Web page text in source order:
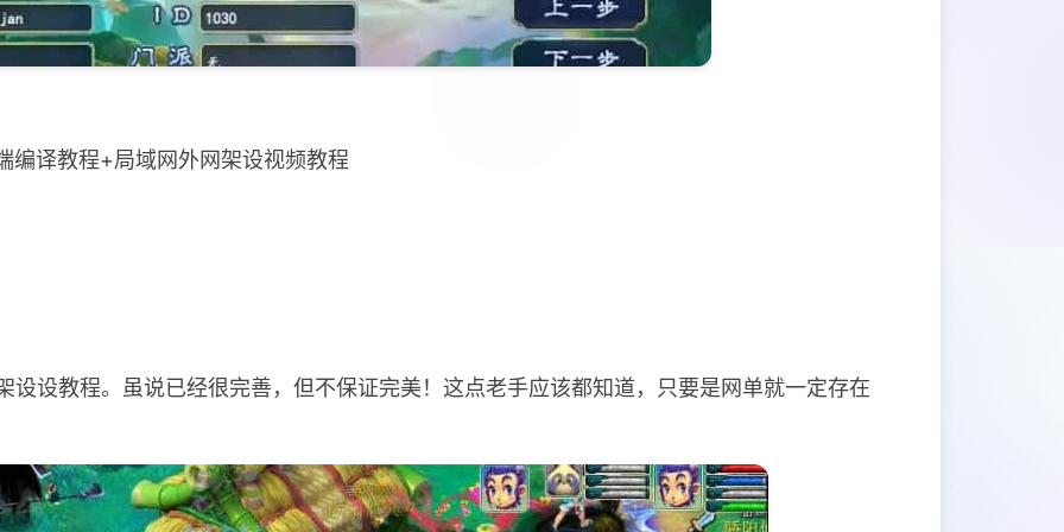
编译教程+局域网外网架设视频教程
设设教程。虽说已经很完善，但不保证完美！这点老手应该都知道，只要是网单就一定存在